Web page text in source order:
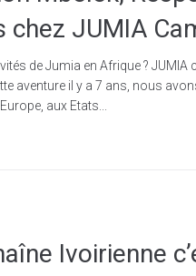
JUMIA
de Jumia en Afrique ?
aventure il y a 7 ans, nous
aux Etats...
Ivoirienne